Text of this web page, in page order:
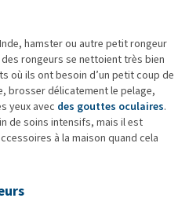
hamster ou autre petit rongeur
rongeurs se nettoient très bien
où ils ont besoin d’un petit coup de
brosser délicatement le pelage,
yeux avec des gouttes oculaires.
de soins intensifs, mais il est
à la maison quand cela